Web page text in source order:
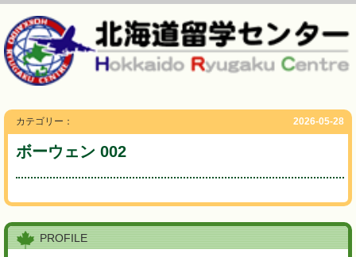
カテゴリー： 2026-05-28
ボーウェン 002
PROFILE